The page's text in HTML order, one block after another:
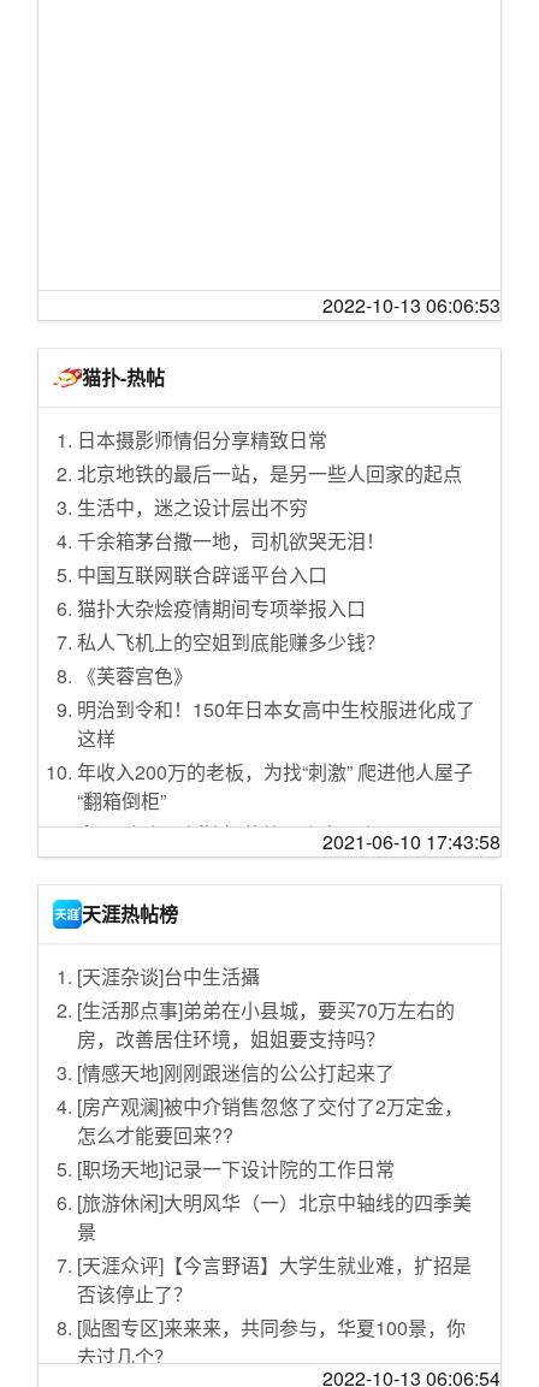
盒马邻里战略大收缩 生鲜电商盈利何其难
李斌：跳舞我比马斯克好，蔚来实现盈利的时
间会比特斯拉短
币圈矿难，显卡过冬
销量数据再创新高 特斯拉中国的巅峰时代还能
走多远
马斯克又做起了香水生意 几个小时卖出10000
瓶
福布斯发布2022全球最佳雇主榜：华为、京
东、小米等上榜
日本投资基金JIP为首企业联盟寻求2.8万亿日元
收购东芝
字节跳动变更集团LOGO 此前已正式更名为抖
音集团
好未来被质疑模仿东方甄选，主播称：向班上
成绩最好的小朋友学习
资金、流量、物流全方位支持商家，阿里京东
超亿台废旧家电去哪儿了？拆解工厂还没“吃饱”
腾讯控股：耗资约6.01亿港元回购238万股公司
股份
马斯克否认“与普京谈论乌克兰问题”，称上次交
谈是18个月前
台积电股价失守400元新台币大关，今年累跌超
40%
优信宣布计划调整ADS比率：每10个原ADS合
并成为1个新ADS
推特据悉重新评估“永久封号”政策，或使其内容
审核更符合马斯克愿景
字节跳动宣布以每股155美元回购员工期权 较上
一轮上涨9%
索尼SIE继续向CMA陈情：CoD还是交给我独占
Apple Music和Apple TV应用明年登陆Windows
距离Windows 11 22H2 Moment 1的发布日期可
能已经很近了
微软推出新版Designer、Create、Bing Image
Creator和Clipchamp
微软Presenter+和音频底座在Surface发布会上
曝光
微软Adaptive Accessories配件将于10月25日起
在部分市场上市
中国百座大城市名单首公布：7个超大城市、14
个特大城市
公版归来！RTX 4090今晚开售：1.3万起步 最
高16899
腾讯股价跌60%创4年来新低 段永平再度高呼买
“不可能打工”当事人公司被强制执行39万：涉及
借贷纠纷
国内最新高端轿车销量榜公布：宝马3系太强 蔚
来要成？
RTX 4080 16GB/12GB性能对比：能差30%
欲减少对中国制造依赖 苹果正向印度iPhone组
装厂转移更多资源
微软成立“工业元宇宙”团队 利用VR/AR赋能工
业系统
AMD锐龙7000处理器表现不佳：开卖两周后德
国销量下滑70%
索尼将重拍科幻电影《太空英雌芭芭丽娜》 西
德妮·斯威尼担任女主角
《极品飞车22》新截图 详解驾驶特效“涂鸦”
苹果、Google和三星将很快在印度发布当地5G
2022-10-13 06:06:53
猫扑-热帖
日本摄影师情侣分享精致日常
北京地铁的最后一站，是另一些人回家的起点
生活中，迷之设计层出不穷
千余箱茅台撒一地，司机欲哭无泪！
中国互联网联合辟谣平台入口
猫扑大杂烩疫情期间专项举报入口
私人飞机上的空姐到底能赚多少钱？
《芙蓉宫色》
明治到令和！150年日本女高中生校服进化成了
这样
年收入200万的老板，为找“刺激” 爬进他人屋子
“翻箱倒柜”
拿下“玻璃界奥斯卡”的第一个中国人。
收集的在校学生的班主任说的最经典的话
惊人的身材，热情奔放的巴西正妹
每日大盘评述＋个股短线买入记录by我不是股
神【股民联盟】
传说手凉的女生前世都是断翼的天屎——断你
大爷的断
2021-06-10 17:43:58
天涯热帖榜
[天涯杂谈]台中生活攝
[生活那点事]弟弟在小县城，要买70万左右的
房，改善居住环境，姐姐要支持吗？
[情感天地]刚刚跟迷信的公公打起来了
[房产观澜]被中介销售忽悠了交付了2万定金，
怎么才能要回来??
[职场天地]记录一下设计院的工作日常
[旅游休闲]大明风华（一）北京中轴线的四季美
景
[天涯众评]【今言野语】大学生就业难，扩招是
否该停止了？
[贴图专区]来来来，共同参与，华夏100景，你
去过几个？
2022-10-13 06:06:54